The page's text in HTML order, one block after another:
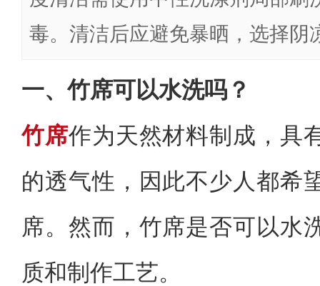
毒。清洁后应避免暴晒，选择阴
一、竹席可以水洗吗？
竹席作为天然材料制成，具
的透气性，因此不少人都希
席。然而，竹席是否可以水
质和制作工艺。